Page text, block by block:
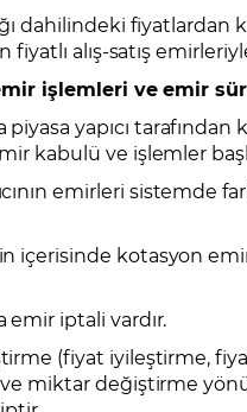
dahilindeki fiyatlardan
alış-satış
işlemleri ve emir
piyasa yapıcı tarafından
kabulü ve işlemler
emirleri sistemde
içerisinde kotasyon
emir iptali vardır.
(fiyat iyileştirme,
miktar değiştirme